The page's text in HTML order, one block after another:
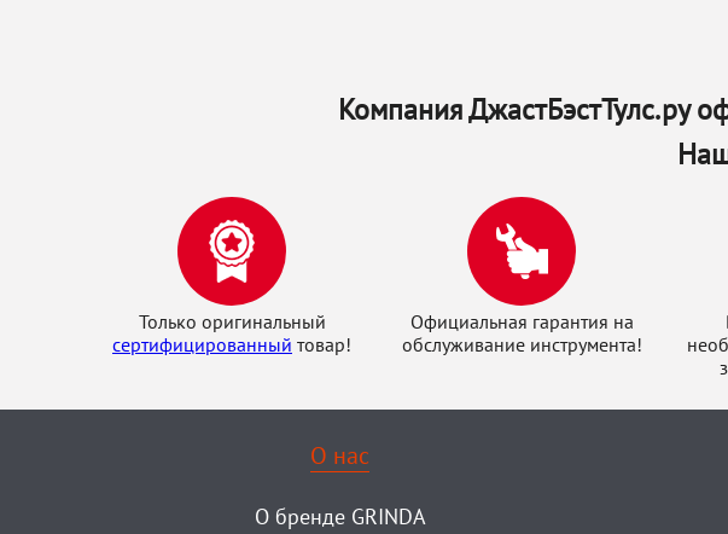
Компания ДжастБэстТулс.ру
Только оригинальный
сертифицированный товар!
Официальная гарантия на
обслуживание инструмента!
О нас
О бренде GRINDA